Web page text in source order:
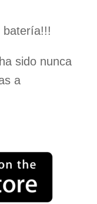
batería!!!
sido nunca
a